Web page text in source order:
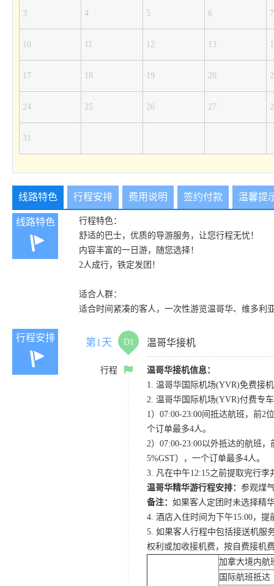
3 4 5 6 7
10 11 12 13
17 18 19 20
24 25 26 27
31
线路特色 行程安排 费用说明 签约付款 温馨提
线路特色
行程特色：
舒适的巴士，优质的导游服务，让您行程无忧！
内容丰富的一日游，随您选择！
2人成行，铁定发团！
适合人群：
适合时间紧凑的客人，一次性游览温哥华、维多利
行程安排 第1天 D1 温哥华接机
行程
温哥华接机信息：
1. 温哥华国际机场(YVR)免费接
2. 温哥华国际机场(YVR)付费专
1）07:00-23:00间抵达航班，前2
个订单最多4人。
2）07:00-23:00以外抵达的航班
5%GST），一个订单最多4人。
3. 凡在中午12:15之前提取完行
温哥华精华游行程安排： 参观煤
备注： 如果客人定团时未选择精
4. 酒店入住时间为下午15:00，
5. 如果客人行程中包括接送机服
权利或加收接机费，按自费接机
加拿大境内航
国际航班抵达